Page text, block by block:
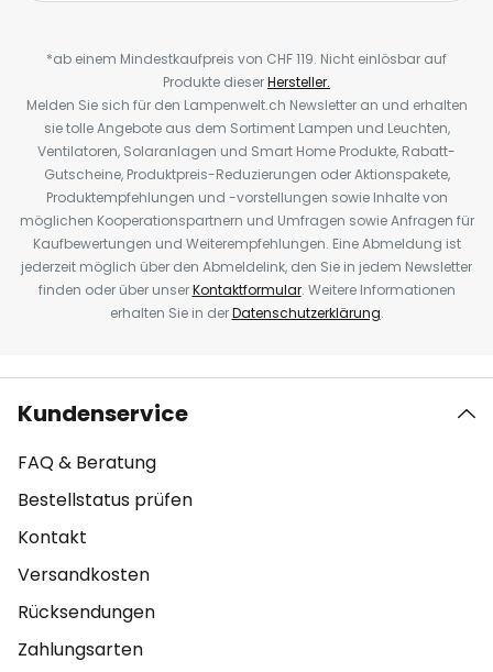
*ab einem Mindestkaufpreis von CHF 119. Nicht einlösbar auf
Produkte dieserHersteller.
Melden Sie sich für den Lampenwelt.ch Newsletter an und erhalten
sie tolle Angebote aus dem Sortiment Lampen und Leuchten,
Ventilatoren, Solaranlagen und Smart Home Produkte, Rabatt-
Gutscheine, Produktpreis-Reduzierungen oder Aktionspakete,
Produktempfehlungen und -vorstellungen sowie Inhalte von
möglichen Kooperationspartnern und Umfragen sowie Anfragen für
Kaufbewertungen und Weiterempfehlungen. Eine Abmeldung ist
jederzeit möglich über den Abmeldelink, den Sie in jedem Newsletter
finden oder über unserKontaktformular. Weitere Informationen
erhalten Sie in derDatenschutzerklärung.
Kundenservice
FAQ & Beratung
Bestellstatus prüfen
Kontakt
Versandkosten
Rücksendungen
Zahlungsarten